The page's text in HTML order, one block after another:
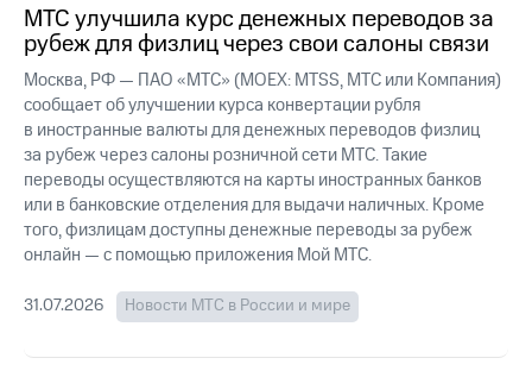
Собрания
акционеров
Личный
кабинет
акционера
Акционерный
капитал
Контроль
и
аудит
Рынок
Описание
МТС улучшила курс денежных переводов за
рубеж для физлиц через свои салоны связи
Москва, РФ — ПАО «МТС» (MOEX: MTSS, МТС или Компания)
сообщает об улучшении курса конвертации рубля
в иностранные валюты для денежных переводов физлиц
за рубеж через салоны розничной сети МТС. Такие
переводы осуществляются на карты иностранных банков
или в банковские отделения для выдачи наличных. Кроме
того, физлицам доступны денежные переводы за рубеж
онлайн — с помощью приложения Мой МТС.
31.07.2026 Новости МТС в России и мире